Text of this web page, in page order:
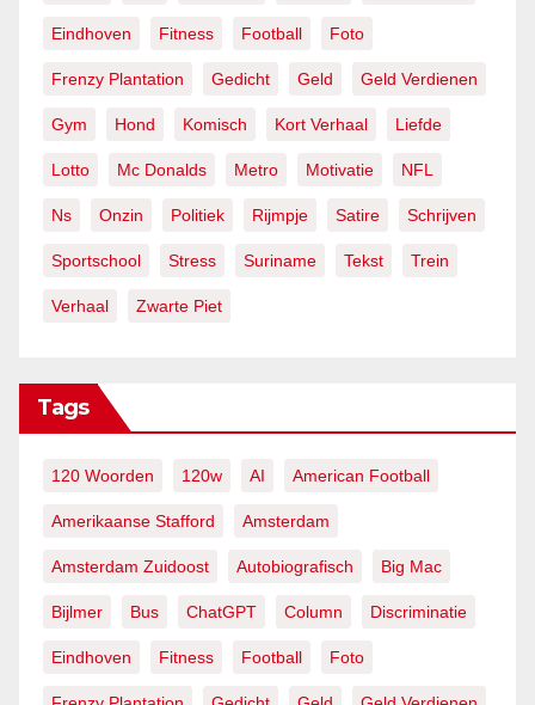
Eindhoven Fitness Football Foto
Frenzy Plantation Gedicht Geld Geld Verdienen
Gym Hond Komisch Kort Verhaal Liefde
Lotto Mc Donalds Metro Motivatie NFL
Ns Onzin Politiek Rijmpje Satire Schrijven
Sportschool Stress Suriname Tekst Trein
Verhaal Zwarte Piet
Tags
120 Woorden 120w AI American Football
Amerikaanse Stafford Amsterdam
Amsterdam Zuidoost Autobiografisch Big Mac
Bijlmer Bus ChatGPT Column Discriminatie
Eindhoven Fitness Football Foto